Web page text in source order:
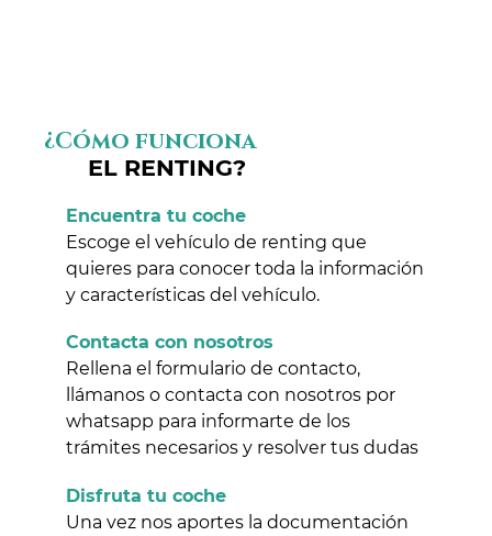
¿Cómo funciona
EL RENTING?
Encuentra tu coche
Escoge el vehículo de renting que
quieres para conocer toda la información
y características del vehículo.
Contacta con nosotros
Rellena el formulario de contacto,
llámanos o contacta con nosotros por
whatsapp para informarte de los
trámites necesarios y resolver tus dudas
Disfruta tu coche
Una vez nos aportes la documentación